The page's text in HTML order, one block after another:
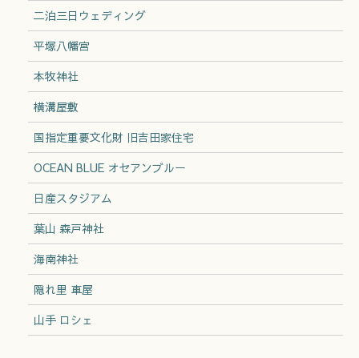
二泊三日ウェディング
平塚八幡宮
本牧神社
横溝屋敷
国指定重要文化財 旧吉田家住宅
OCEAN BLUE オセアンブルー
日産スタジアム
葉山 森戸神社
海南神社
隠れ里 車屋
山手 ロシェ